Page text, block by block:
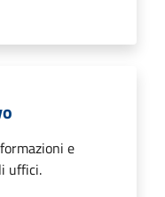
e
uffici.